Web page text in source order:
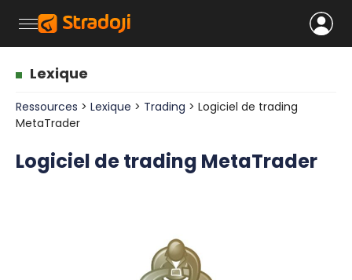
Lexique
Ressources > Lexique > Trading > Logiciel de trading
MetaTrader
Logiciel de trading MetaTrader